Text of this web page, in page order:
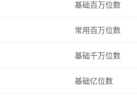
基础百万位数
常用百万位数
基础千万位数
基础亿位数